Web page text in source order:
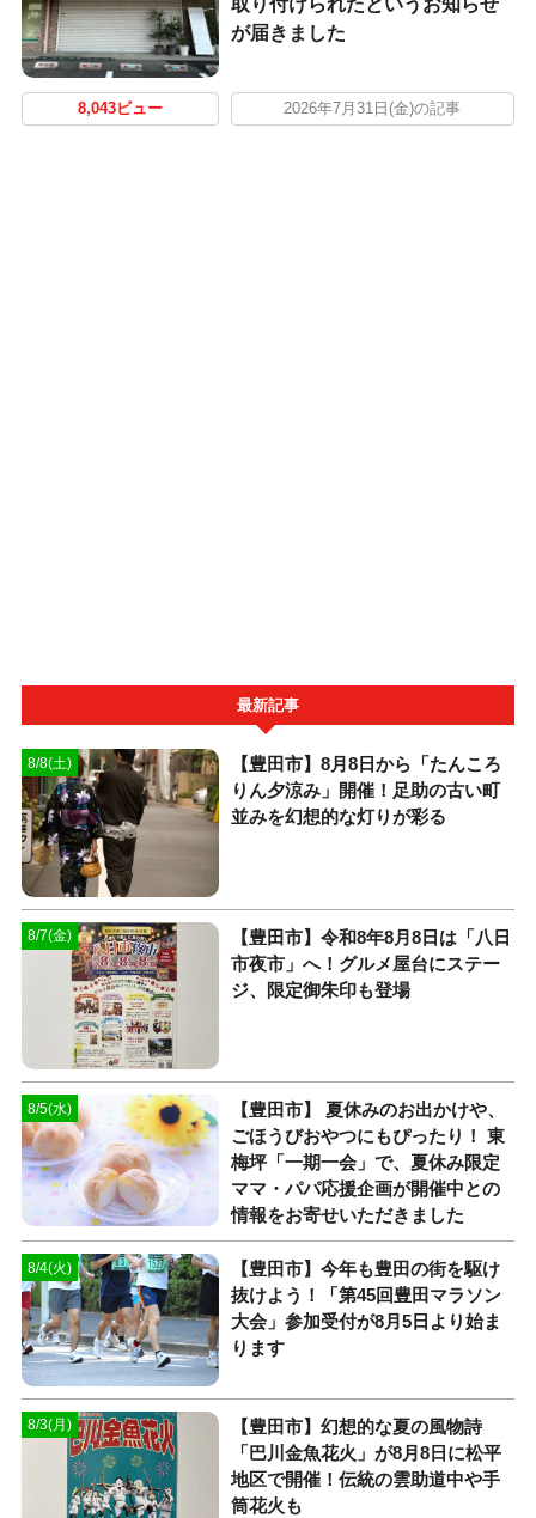
が届きました
8,043ビュー 2026年7月31日(金)の記事
最新記事
8/8(土)
【豊田市】8月8日から「たんころ
りん夕涼み」開催！足助の古い町
並みを幻想的な灯りが彩る
8/7(金)
【豊田市】令和8年8月8日は「八日
市夜市」へ！グルメ屋台にステー
ジ、限定御朱印も登場
8/5(水)
【豊田市】 夏休みのお出かけや、
ごほうびおやつにもぴったり！ 東
梅坪「一期一会」で、夏休み限定
ママ・パパ応援企画が開催中との
情報をお寄せいただきました
8/4(火)
【豊田市】今年も豊田の街を駆け
抜けよう！「第45回豊田マラソン
大会」参加受付が8月5日より始ま
ります
8/3(月)
【豊田市】幻想的な夏の風物詩
「巴川金魚花火」が8月8日に松平
地区で開催！伝統の雲助道中や手
筒花火も